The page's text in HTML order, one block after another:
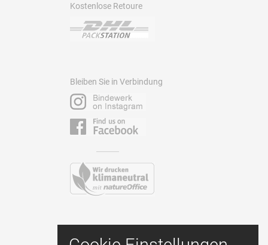
Kostenlose Retoure
Bleiben Sie in Verbindung
Kontakt